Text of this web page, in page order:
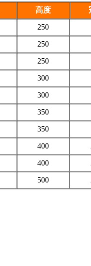
高度
250
250
250
300
300
350
350
400
400
500